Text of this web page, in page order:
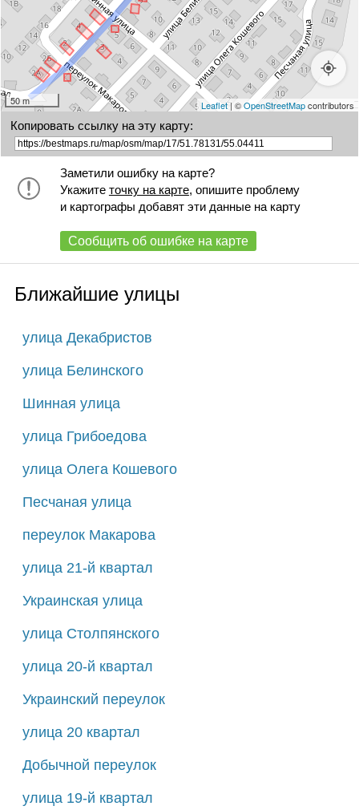
50 m Leaflet| ©OpenStreetMapcontributors
Копировать ссылку на эту карту:
Заметили ошибку на карте?
Укажите точку на карте, опишите проблему
и картографы добавят эти данные на карту
Сообщить об ошибке на карте
Ближайшие улицы
улица Декабристов
улица Белинского
Шинная улица
улица Грибоедова
улица Олега Кошевого
Песчаная улица
переулок Макарова
улица 21-й квартал
Украинская улица
улица Столпянского
улица 20-й квартал
Украинский переулок
улица 20 квартал
Добычной переулок
улица 19-й квартал